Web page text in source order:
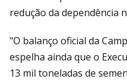
redução da dependência
"O balanço oficial da
espelha ainda que o
13 mil toneladas de